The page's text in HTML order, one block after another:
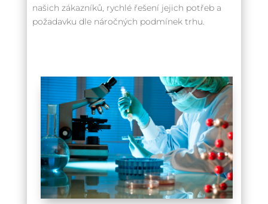
našich zákazníků, rychlé řešení jejich potřeb a
požadavku dle náročných podmínek trhu.